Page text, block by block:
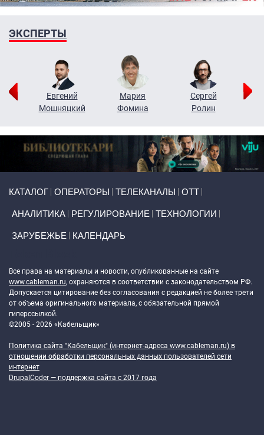
ЭКСПЕРТЫ
Евгений
Мошняцкий
Мария
Фомина
Сергей
Ролин
КАТАЛОГ ОПЕРАТОРЫ ТЕЛЕКАНАЛЫ ОТТ
АНАЛИТИКА РЕГУЛИРОВАНИЕ ТЕХНОЛОГИИ
ЗАРУБЕЖЬЕ КАЛЕНДАРЬ
Все права на материалы и новости, опубликованные на сайте
www.cableman.ru, охраняются в соответствии с законодательством РФ.
Допускается цитирование без согласования с редакцией не более трети
от объема оригинального материала, с обязательной прямой
гиперссылкой.
©2005 - 2026 «Кабельщик»
Политика сайта "Кабельщик" (интернет-адреса www.cableman.ru) в
отношении обработки персональных данных пользователей сети
интернет
DrupalCoder — поддержка сайта c 2017 года